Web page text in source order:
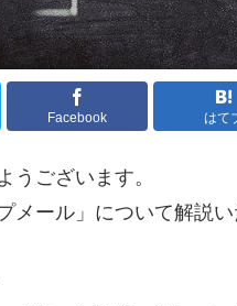
Facebook はて
うございます。
メール」について解説い